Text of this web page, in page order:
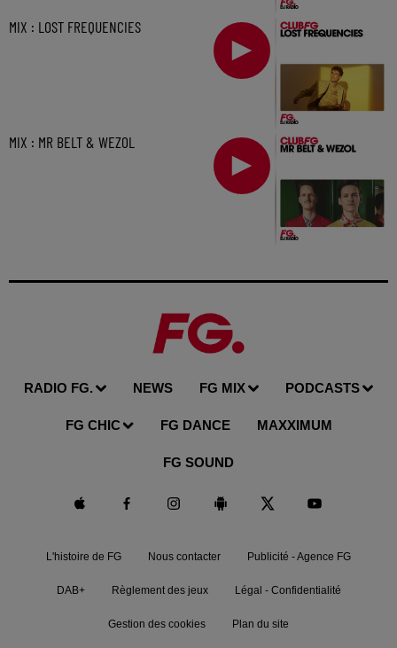
MIX : LOST FREQUENCIES
MIX : MR BELT & WEZOL
RADIO FG. NEWS FG MIX PODCASTS
FG CHIC FG DANCE MAXXIMUM
FG SOUND
L'histoire de FG Nous contacter Publicité - Agence FG
DAB+ Règlement des jeux Légal - Confidentialité
Gestion des cookies Plan du site